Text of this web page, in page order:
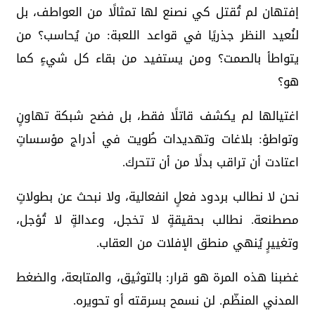
إفتهان لم تُقتل كي نصنع لها تمثالًا من العواطف، بل
لنُعيد النظر جذريًا في قواعد اللعبة: من يُحاسب؟ من
يتواطأ بالصمت؟ ومن يستفيد من بقاء كل شيءٍ كما
هو؟
اغتيالها لم يكشف قاتلًا فقط، بل فضح شبكة تهاونٍ
وتواطؤ: بلاغات وتهديدات طُويت في أدراج مؤسساتٍ
اعتادت أن تراقب بدلًا من أن تتحرك.
نحن لا نطالب بردود فعلٍ انفعالية، ولا نبحث عن بطولاتٍ
مصطنعة. نطالب بحقيقةٍ لا تخجل، وعدالةٍ لا تُؤجل،
وتغييرٍ يُنهي منطق الإفلات من العقاب.
غضبنا هذه المرة هو قرار: بالتوثيق، والمتابعة، والضغط
المدني المنظّم. لن نسمح بسرقته أو تحويره.